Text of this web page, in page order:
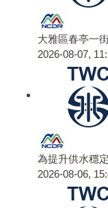
大雅區春亭一
2026-08-07,
為提升供水穩
2026-08-06,